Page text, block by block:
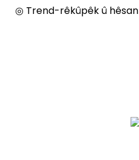
◎ Trend-rêkûpêk û hêsan